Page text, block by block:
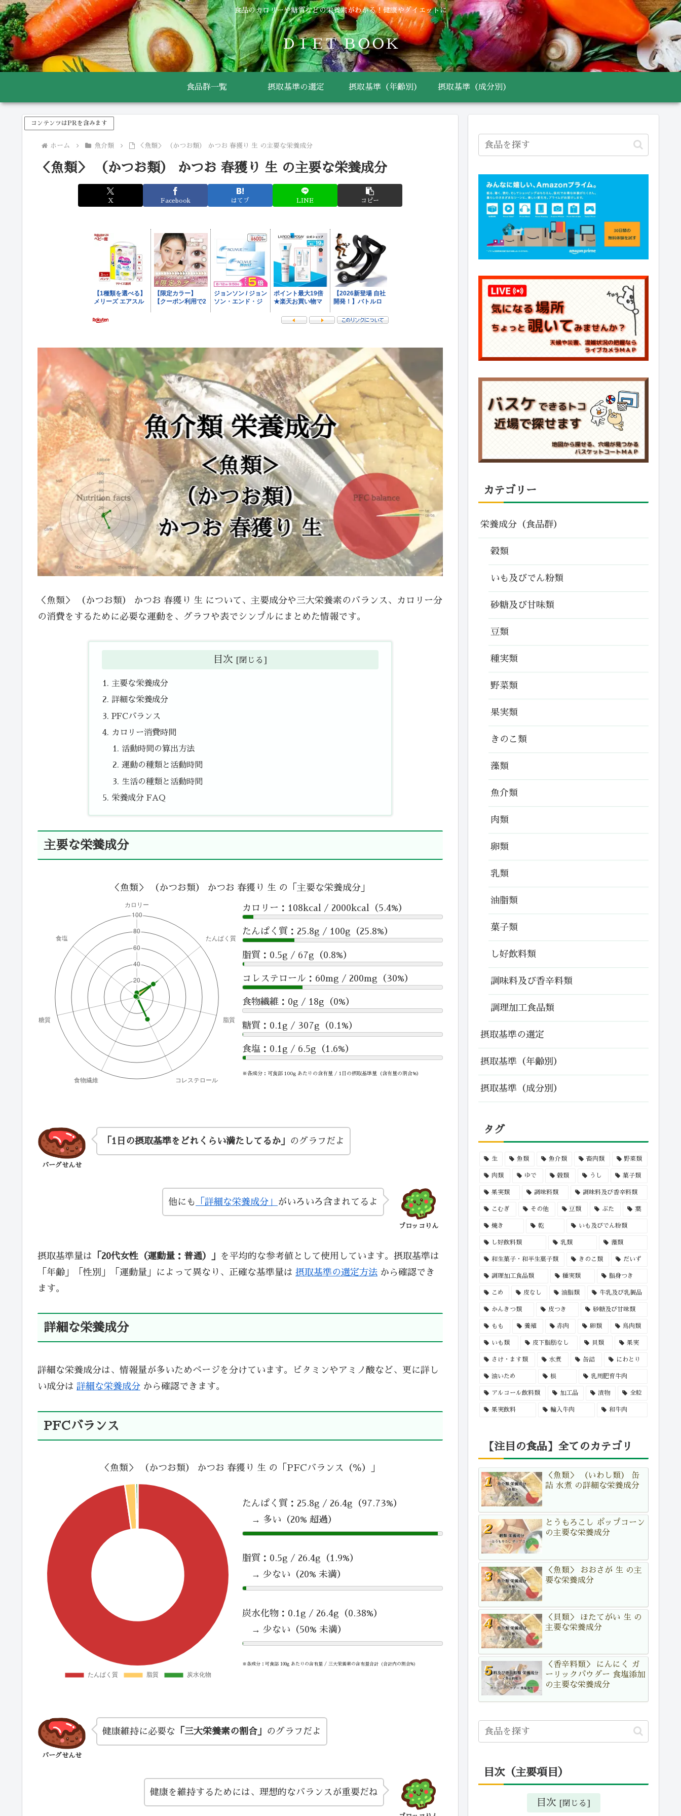
食品のカロリーや糖質などの栄養素がわかる！健康やダイエットに
ＤＩＥＴ ＢＯＯＫ
食品群一覧 摂取基準の選定 摂取基準（年齢別） 摂取基準（成分別）
コンテンツはPRを含みます
ホーム 魚介類 ＜魚類＞ （かつお類） かつお 春獲り 生 の主要な栄養成分
＜魚類＞ （かつお類） かつお 春獲り 生 の主要な栄養成分
X Facebook はてブ LINE コピー
＜魚類＞ （かつお類） かつお 春獲り 生 について、主要成分や三大栄養素のバランス、カロリー分
の消費をするために必要な運動を、グラフや表でシンプルにまとめた情報です。
目次
主要な栄養成分
詳細な栄養成分
PFCバランス
カロリー消費時間
活動時間の算出方法
運動の種類と活動時間
生活の種類と活動時間
栄養成分 FAQ
主要な栄養成分
＜魚類＞ （かつお類） かつお 春獲り 生 の「主要な栄養成分」
カロリー：108kcal / 2000kcal（5.4%）
たんぱく質：25.8g / 100g（25.8%）
脂質：0.5g / 67g（0.8%）
コレステロール：60mg / 200mg（30%）
食物繊維：0g / 18g（0%）
糖質：0.1g / 307g（0.1%）
食塩：0.1g / 6.5g（1.6%）
※各成分：可食部 100g あたりの含有量 / 1日の摂取基準量（含有量の割合%）
バーグせんせ
「1日の摂取基準をどれくらい満たしてるか」 のグラフだよ
ブロッコりん
他にも 「詳細な栄養成分」 がいろいろ含まれてるよ
摂取基準量は 「20代女性（運動量：普通）」
を平均的な参考値として使用しています。摂取基準は
「年齢」「性別」「運動量」によって異なり、正確な基準量は 摂取基準の選定方法 から確認でき
ます。
詳細な栄養成分
詳細な栄養成分は、情報量が多いためページを分けています。ビタミンやアミノ酸など、更に詳し
い成分は 詳細な栄養成分 から確認できます。
PFCバランス
＜魚類＞ （かつお類） かつお 春獲り 生 の「PFCバランス（％）」
たんぱく質：25.8g / 26.4g（97.73%）
→ 多い（20% 超過）
脂質：0.5g / 26.4g（1.9%）
→ 少ない（20% 未満）
炭水化物：0.1g / 26.4g（0.38%）
→ 少ない（50% 未満）
※各成分：可食部 100g あたりの含有量 / 三大栄養素の含有量合計（合計内の割合%）
バーグせんせ
健康維持に必要な 「三大栄養素の割合」 のグラフだよ
健康を維持するためには、理想的なバランスが重要だね
カテゴリー
栄養成分（食品群）
穀類
いも及びでん粉類
砂糖及び甘味類
豆類
種実類
野菜類
果実類
きのこ類
藻類
魚介類
肉類
卵類
乳類
油脂類
菓子類
し好飲料類
調味料及び香辛料類
調理加工食品類
摂取基準の選定
摂取基準（年齢別）
摂取基準（成分別）
タグ
生 魚類 魚介類 畜肉類 野菜類
肉類 ゆで 穀類 うし 菓子類
果実類 調味料類 調味料及び香辛料類
こむぎ その他 豆類 ぶた 葉
焼き 乾 いも及びでん粉類
し好飲料類 乳類 藻類
和生菓子・和半生菓子類 きのこ類 だいず
調理加工食品類 種実類 脂身つき
こめ 皮なし 油脂類 牛乳及び乳製品
かんきつ類 皮つき 砂糖及び甘味類
もも 養殖 赤肉 卵類 鳥肉類
いも類 皮下脂肪なし 貝類 果実
さけ・ます類 水煮 缶詰 にわとり
油いため 根 乳用肥育牛肉
アルコール飲料類 加工品 漬物 全粒
果実飲料 輸入牛肉 和牛肉
【注目の食品】全てのカテゴリ
＜魚類＞ （いわし類） 缶
詰 水煮 の詳細な栄養成分
とうもろこし ポップコーン
の主要な栄養成分
＜魚類＞ おおさが 生 の主
要な栄養成分
＜貝類＞ ほたてがい 生 の
主要な栄養成分
＜香辛料類＞ にんにく ガ
ーリックパウダー 食塩添加
の主要な栄養成分
目次（主要項目）
目次